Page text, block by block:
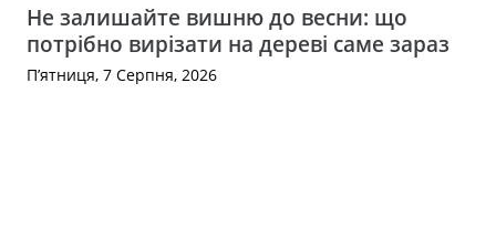
Не залишайте вишню до весни: що
потрібно вирізати на дереві саме зараз
П’ятниця, 7 Серпня, 2026